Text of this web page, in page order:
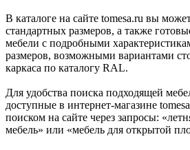
В каталоге на сайте tomesa.ru вы
стандартных размеров, а также
мебели с подробными
размеров, возможными вариантами
каркаса по каталогу RAL.
Для удобства поиска подходящей
доступные в интернет-магазине
поиском на сайте через запросы:
мебель» или «мебель для открытой